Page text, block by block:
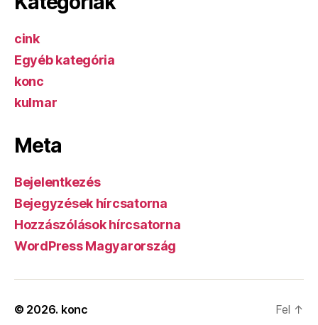
cink
Egyéb kategória
konc
kulmar
Meta
Bejelentkezés
Bejegyzések hírcsatorna
Hozzászólások hírcsatorna
WordPress Magyarország
© 2026. konc Fel ↑